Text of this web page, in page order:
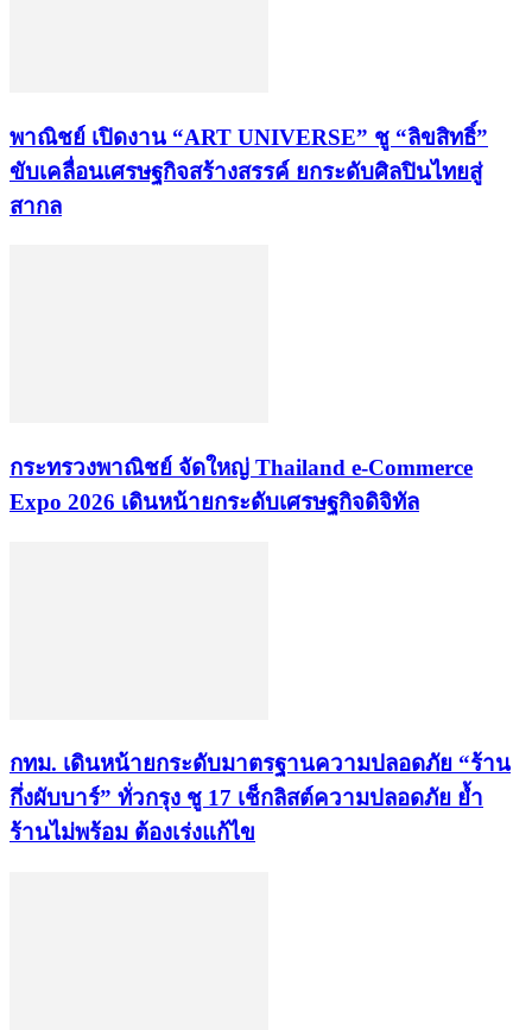
พาณิชย์ เปิดงาน “ART UNIVERSE” ชู “ลิขสิทธิ์”
ขับเคลื่อนเศรษฐกิจสร้างสรรค์ ยกระดับศิลปินไทยสู่
สากล
กระทรวงพาณิชย์ จัดใหญ่ Thailand e-Commerce
Expo 2026 เดินหน้ายกระดับเศรษฐกิจดิจิทัล
กทม. เดินหน้ายกระดับมาตรฐานความปลอดภัย “ร้าน
กึ่งผับบาร์” ทั่วกรุง ชู 17 เช็กลิสต์ความปลอดภัย ย้ำ
ร้านไม่พร้อม ต้องเร่งแก้ไข